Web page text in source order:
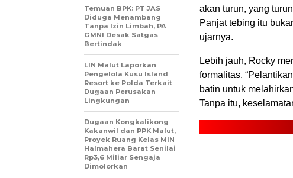
akan turun, yang
Panjat tebing itu
ujarnya.
‎‎Lebih jauh, Rocky
formalitas.
batin untuk
Tanpa itu,
Temuan BPK: PT JAS
Diduga Menambang
Tanpa Izin Limbah, PA
GMNI Desak Satgas
Bertindak
LIN Malut Laporkan
Pengelola Kusu Island
Resort ke Polda Terkait
Dugaan Perusakan
Lingkungan
Dugaan Kongkalikong
Kakanwil dan PPK Malut,
Proyek Ruang Kelas MIN
Halmahera Barat Senilai
Rp3,6 Miliar Sengaja
Dimolorkan